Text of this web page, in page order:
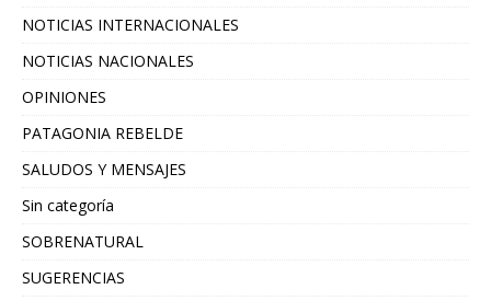
NOTICIAS INTERNACIONALES
NOTICIAS NACIONALES
OPINIONES
PATAGONIA REBELDE
SALUDOS Y MENSAJES
Sin categoría
SOBRENATURAL
SUGERENCIAS